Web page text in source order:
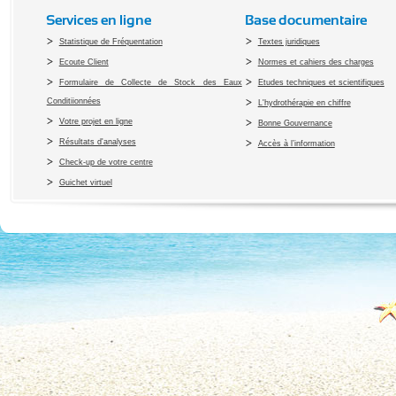
Services en ligne
Statistique de Fréquentation
Ecoute Client
Formulaire de Collecte de Stock des Eaux
Conditiionnées
Votre projet en ligne
Résultats d'analyses
Check-up de votre centre
Guichet virtuel
Base documentaire
Textes juridiques
Normes et cahiers des charges
Etudes techniques et scientifiques
L'hydrothérapie en chiffre
Bonne Gouvernance
Accès à l’information